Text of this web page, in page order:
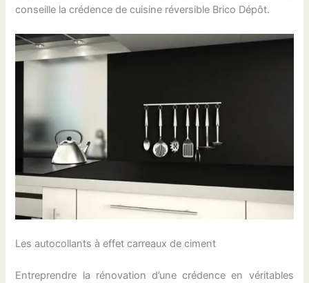
conseille la crédence de cuisine réversible Brico Dépôt.
Les autocollants à effet carreaux de ciment
Entreprendre la rénovation d’une crédence en véritables